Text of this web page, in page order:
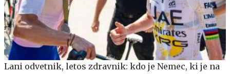
Lani odvetnik, letos zdravnik: kdo je Nemec, ki je na